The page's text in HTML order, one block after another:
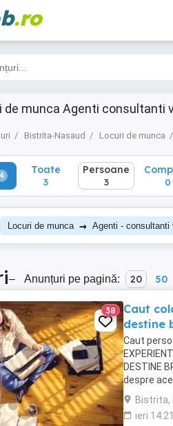
.ro
de munca Agenti consultanti
Bistrita-Nasaud Locuri de munca
Toate
3
4 Toate
3
Persoane
3 0
Locuri de munca → Agenti - consultanti
– Anunțuri pe pagină: 20 50
38
Caut
destine
Caut
DESTINE
despre
brokerilor
Bistrita,
ieri 14:21